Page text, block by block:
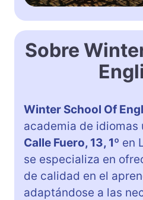
Sobre
Winter School Of
academia de idiomas
Calle Fuero, 13, 1º en
se especializa en
de calidad en el
adaptándose a las